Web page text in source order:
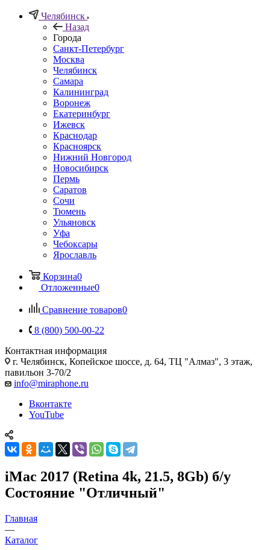
Челябинск
Назад
Города
Санкт-Петербург
Москва
Челябинск
Самара
Калининград
Воронеж
Екатеринбург
Ижевск
Краснодар
Красноярск
Нижний Новгород
Новосибирск
Пермь
Саратов
Сочи
Тюмень
Ульяновск
Уфа
Чебоксары
Ярославль
Корзина0
Отложенные0
Сравнение товаров0
8 (800) 500-00-22
Контактная информация
г. Челябинск, Копейское шоссе, д. 64, ТЦ "Алмаз", 3 этаж,
павильон 3-70/2
info@miraphone.ru
Вконтакте
YouTube
iMac 2017 (Retina 4k, 21.5, 8Gb) б/у
Состояние "Отличный"
Главная
—
Каталог